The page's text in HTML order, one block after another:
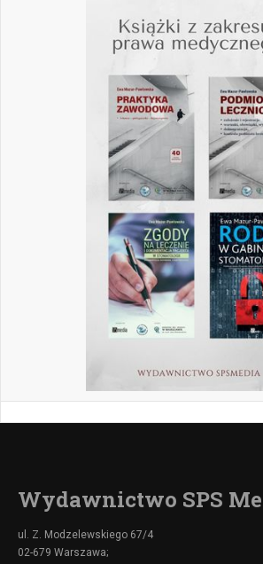
Wydawnictwo SPS
ul. Z. Modzelewskiego 67/4
02-679 Warszawa;